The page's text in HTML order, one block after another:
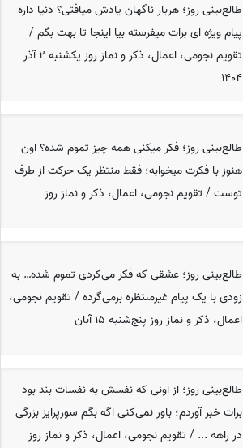
طالع‌بینی روز؛ هربار ناگهان یادش میافتی؟ دنیا داره
پیام ویژه ای برات میفرسته بیا اینجا تا بهت بگم /
تقویم نجومی، اعمال، ذکر و نماز روز یکشنبه 2 آذر
1404
طالع‌بینی روز؛ فکر میکنی همه چیز تموم شده؟ اون
هنوز با فکرت میخوابه؛ فقط منتظر یک حرکت از طرف
توست / تقویم نجومی، اعمال، ذکر و نماز روز
طالع‌بینی روز؛ عشقی که فکر می‌کردی تموم شده… به
زودی با یک پیام غیرمنتظره برمی‌گرده / تقویم نجومی،
اعمال، ذکر و نماز روز پنج‌شنبه 15 آبان
طالع‌بینی روز؛ از اونی که نفسش به نفسات بند بود
برات خبر آوردم؛ باور نمی‌کنی اگه بگم سورپرایز بزرگی
در راهه ... / تقویم نجومی، اعمال، ذکر و نماز روز